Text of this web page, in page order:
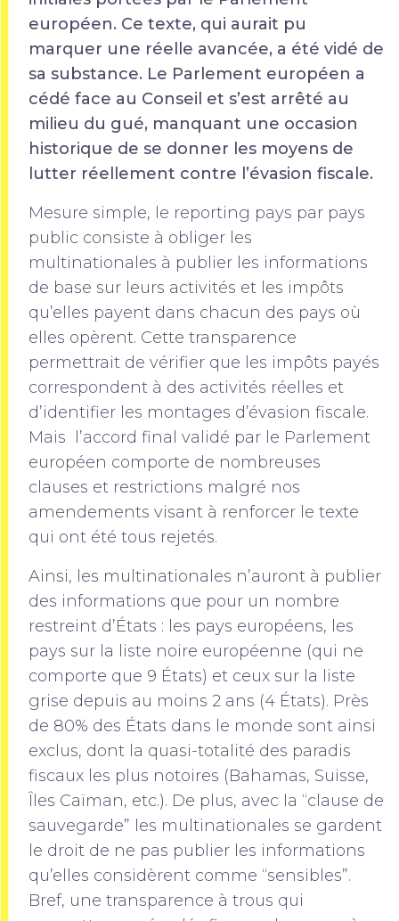
européen. Ce texte, qui aurait pu
marquer une réelle avancée, a été vidé de
sa substance. Le Parlement européen a
cédé face au Conseil et s’est arrêté au
milieu du gué, manquant une occasion
historique de se donner les moyens de
lutter réellement contre l’évasion fiscale.
Mesure simple, le reporting pays par pays
public consiste à obliger les
multinationales à publier les informations
de base sur leurs activités et les impôts
qu’elles payent dans chacun des pays où
elles opèrent. Cette transparence
permettrait de vérifier que les impôts payés
correspondent à des activités réelles et
d’identifier les montages d’évasion fiscale.
Mais l’accord final validé par le Parlement
européen comporte de nombreuses
clauses et restrictions malgré nos
amendements visant à renforcer le texte
qui ont été tous rejetés.
Ainsi, les multinationales n’auront à publier
des informations que pour un nombre
restreint d’États : les pays européens, les
pays sur la liste noire européenne (qui ne
comporte que 9 États) et ceux sur la liste
grise depuis au moins 2 ans (4 États). Près
de 80% des États dans le monde sont ainsi
exclus, dont la quasi-totalité des paradis
fiscaux les plus notoires (Bahamas, Suisse,
Îles Caïman, etc.). De plus, avec la “clause de
sauvegarde” les multinationales se gardent
le droit de ne pas publier les informations
qu’elles considèrent comme “sensibles”.
Bref, une transparence à trous qui